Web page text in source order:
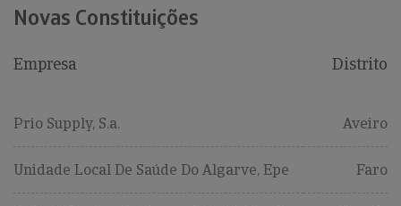
Novas Constituições
Empresa Distrito
Prio Supply, S.a. Aveiro
Unidade Local De Saúde Do Algarve, Epe Faro